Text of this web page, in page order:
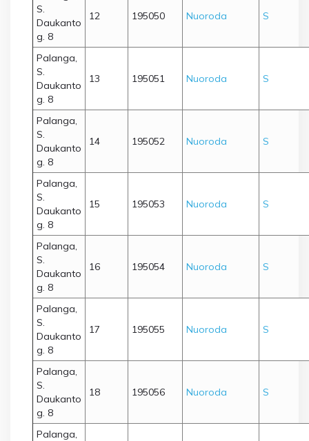
S.
Daukanto
g. 8
12 195050 Nuoroda S
Palanga,
S.
Daukanto
g. 8
13 195051 Nuoroda S
Palanga,
S.
Daukanto
g. 8
14 195052 Nuoroda S
Palanga,
S.
Daukanto
g. 8
15 195053 Nuoroda S
Palanga,
S.
Daukanto
g. 8
16 195054 Nuoroda S
Palanga,
S.
Daukanto
g. 8
17 195055 Nuoroda S
Palanga,
S.
Daukanto
g. 8
18 195056 Nuoroda S
Palanga,